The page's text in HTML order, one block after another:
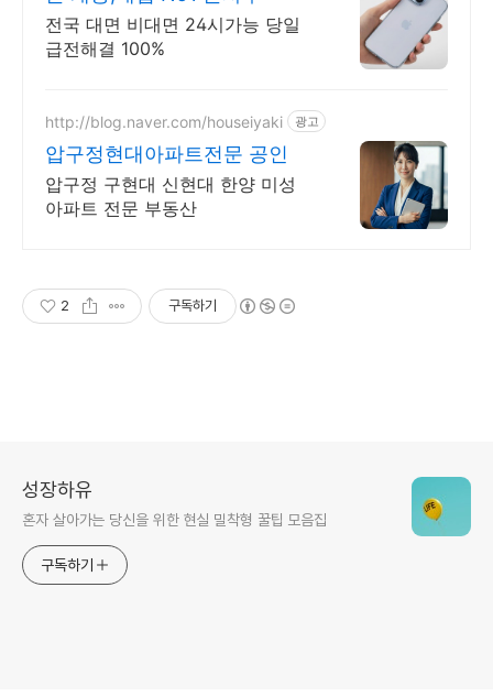
전국 대면 비대면 24시가능 당일
급전해결 100%
http://blog.naver.com/houseiyaki 광고
압구정현대아파트전문 공인
압구정 구현대 신현대 한양 미성
아파트 전문 부동산
2 구독하기
성장하유
혼자 살아가는 당신을 위한 현실 밀착형 꿀팁 모음집
구독하기